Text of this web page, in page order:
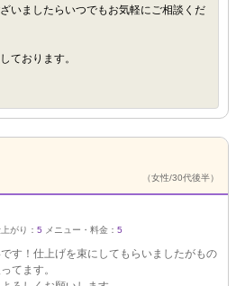
いましたらいつでもお気軽にご相談くだ
ております。
（女性/30代後半）
がり： 5 メニュー・料金： 5
す！仕上げを束にしてもらいましたがもの
てます。